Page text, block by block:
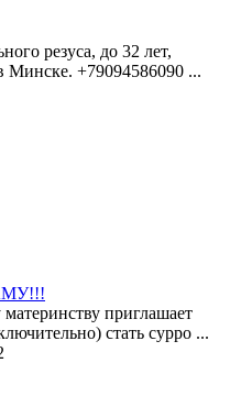
резуса, до 32 лет,
Минске. +79094586090 ...
приглашает
стать сурро ...